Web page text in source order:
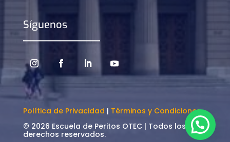
Síguenos
Política de Privacidad | Términos y Condiciones
© 2026 Escuela de Peritos OTEC | Todos los
derechos reservados.